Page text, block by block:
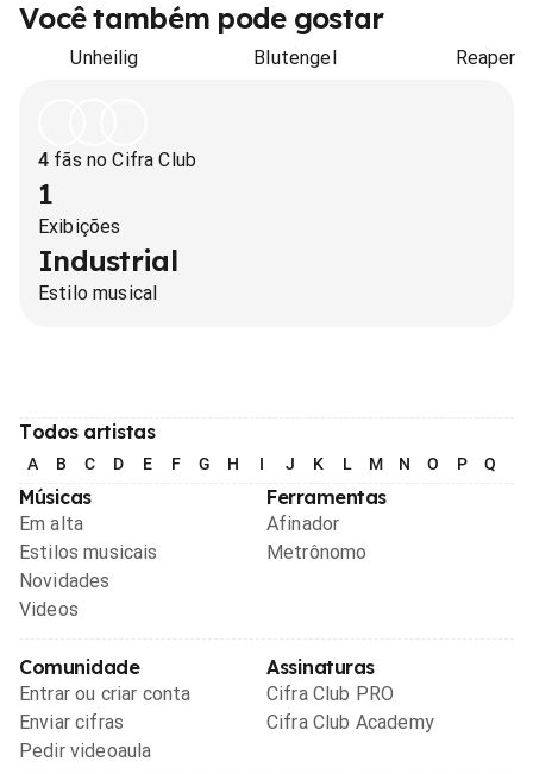
Você também pode gostar
Unheilig Blutengel Reaper
4 fãs no Cifra Club
1
Exibições
Industrial
Estilo musical
Todos artistas
A B C D E F G H I J K L M N O P Q
Músicas
Em alta
Estilos musicais
Novidades
Videos
Ferramentas
Afinador
Metrônomo
Comunidade
Entrar ou criar conta
Enviar cifras
Pedir videoaula
Assinaturas
Cifra Club PRO
Cifra Club Academy